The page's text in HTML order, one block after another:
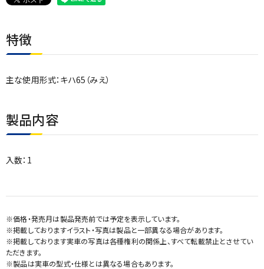
特徴
主な使用形式：キハ65（みえ）
製品内容
入数：1
※価格・発売月は製品発売前では予定を表示しています。
※掲載しておりますイラスト・写真は製品と一部異なる場合があります。
※掲載しております実車の写真は各種権利の関係上、すべて転載禁止とさせてい
ただきます。
※製品は実車の型式・仕様とは異なる場合もあります。